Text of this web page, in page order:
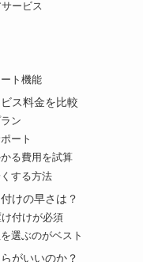
ービス
ト機能
ス料金を比較
ン
ート
る費用を試算
する方法
けの早さは？
付けが必須
選ぶのがベスト
がいいのか？